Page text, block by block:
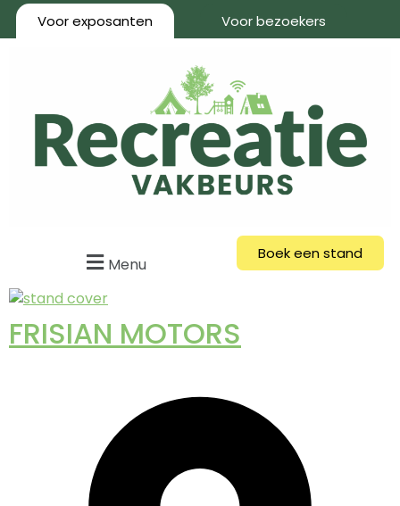
Voor exposanten Voor bezoekers
Menu
Boek een stand
FRISIAN MOTORS